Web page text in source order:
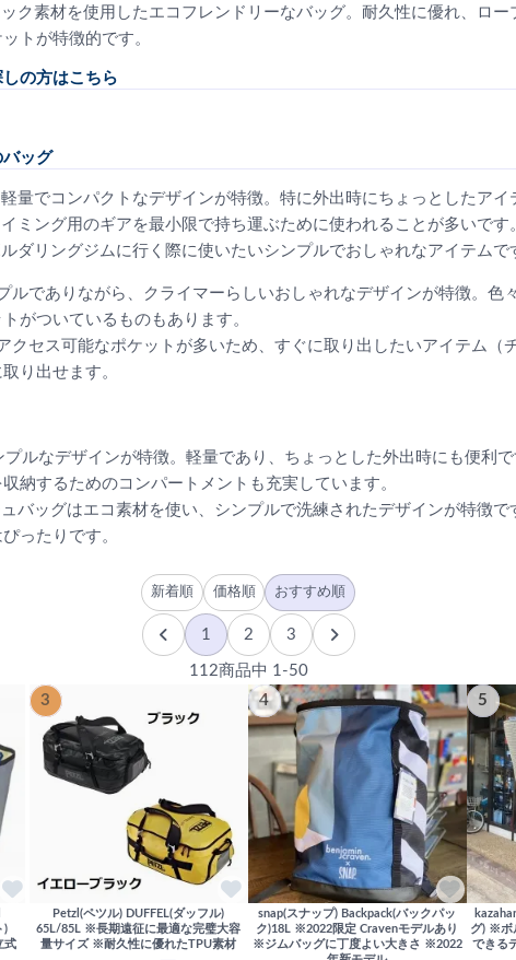
ク素材を使用したエコフレンドリーなバッグ。耐久性に優れ、ロー
トが特徴的です。
の方はこちら
ッグ
量でコンパクトなデザインが特徴。特に外出時にちょっとしたアイ
ミング用のギアを最小限で持ち運ぶために使われることが多いです
ダリングジムに行く際に使いたいシンプルでおしゃれなアイテムで
ルでありながら、クライマーらしいおしゃれなデザインが特徴。色
がついているものもあります。
クセス可能なポケットが多いため、すぐに取り出したいアイテム（
り出せます。
プルなデザインが特徴。軽量であり、ちょっとした外出時にも便利
納するためのコンパートメントも充実しています。
バッグはエコ素材を使い、シンプルで洗練されたデザインが特徴で
ったりです。
新着順 価格順 おすすめ順
1 2 3
112商品中 1-50
)
式
3
Petzl(ペツル) DUFFEL(ダッフル)
65L/85L ※長期遠征に最適な完璧大容
量サイズ ※耐久性に優れたTPU素材
4
snap(スナップ) Backpack(バックパッ
ク)18L ※2022限定 Cravenモデルあり
※ジムバッグに丁度よい大きさ ※2022
5
グ) ※ボ
できる